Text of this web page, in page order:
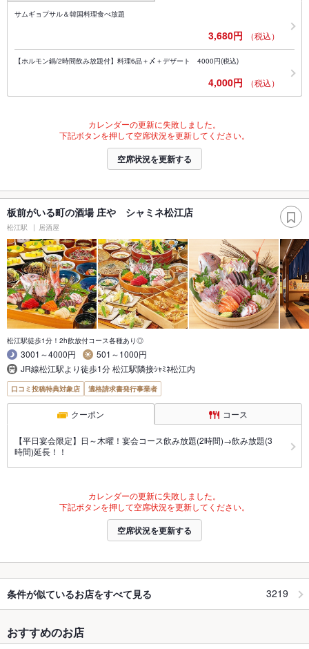
サムギョプサル＆韓国料理食べ放題
3,680円 （税込）
【ホルモン鍋/2時間飲み放題付】料理6品＋〆＋デザート 4000円(税込)
4,000円 （税込）
カレンダーの更新に失敗しました。
下記ボタンを押して空席状況を更新してください。
空席状況を更新する
板前がいる町の酒場 庄や シャミネ松江店
松江駅 居酒屋
松江駅徒歩1分！2h飲放付コース各種あり◎
3001～4000円
501～1000円
JR線松江駅より徒歩1分 松江駅隣接ｼｬﾐﾈ松江内
口コミ投稿特典対象店 適格請求書発行事業者
クーポン コース
【平日宴会限定】日～木曜！宴会コース飲み放題(2時間)→飲み放題(3
時間)延長！！
カレンダーの更新に失敗しました。
下記ボタンを押して空席状況を更新してください。
空席状況を更新する
条件が似ているお店をすべて見る 3219
おすすめのお店